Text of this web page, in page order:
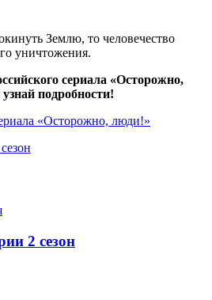
Землю, то человечество
уничтожения.
сериала «Осторожно,
подробности!
«Осторожно, люди!»
2 сезон